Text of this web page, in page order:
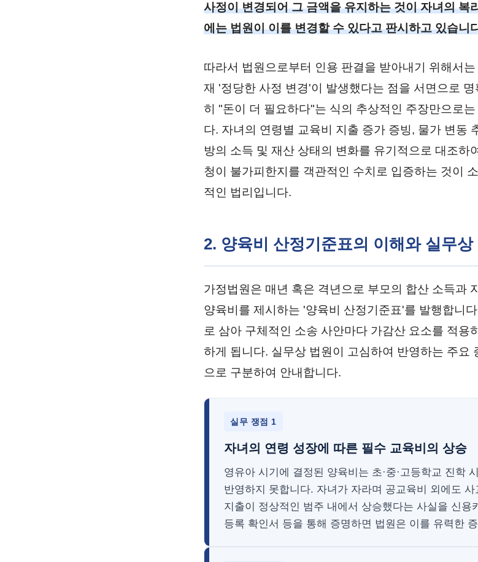
사정이 변경되어 그 금액을 유지하는 것이 자녀의 복
에는 법원이 이를 변경할 수 있다고 판시하고 있습니
따라서 법원으로부터 인용 판결을 받아내기 위해서
재 '정당한 사정 변경'이 발생했다는 점을 서면으로
히 "돈이 더 필요하다"는 식의 추상적인 주장만으로
다. 자녀의 연령별 교육비 지출 증가 증빙, 물가 변동
방의 소득 및 재산 상태의 변화를 유기적으로 대조하
청이 불가피한지를 객관적인 수치로 입증하는 것이
적인 법리입니다.
2. 양육비 산정기준표의 이해와 실무상
가정법원은 매년 혹은 격년으로 부모의 합산 소득과
양육비를 제시하는 '양육비 산정기준표'를 발행합니
로 삼아 구체적인 소송 사안마다 가감산 요소를 적용
하게 됩니다. 실무상 법원이 고심하여 반영하는 주요
으로 구분하여 안내합니다.
실무 쟁점 1
자녀의 연령 성장에 따른 필수 교육비의 상승
영유아 시기에 결정된 양육비는 초·중·고등학교 진학
반영하지 못합니다. 자녀가 자라며 공교육비 외에도
지출이 정상적인 범주 내에서 상승했다는 사실을 신용
등록 확인서 등을 통해 증명하면 법원은 이를 유력한